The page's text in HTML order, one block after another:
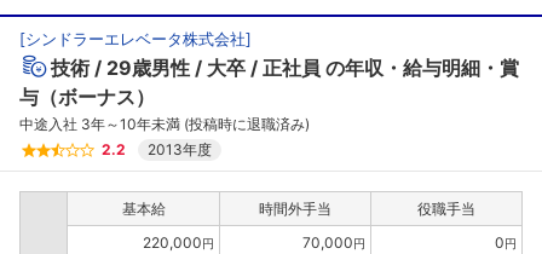
[シンドラーエレベータ株式会社]
技術 29歳男性 大卒 正社員 の年収・給与明細・賞
与（ボーナス）
中途入社 3年～10年未満 (投稿時に退職済み)
2.2
2013年度
基本給 時間外手当
役職手当
220,000円 70,000円 0円